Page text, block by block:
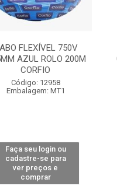
FLEXÍVEL 750V
AZUL ROLO 200M
CORFIO
Código: 12958
Embalagem: MT1
Faça seu login ou
cadastre-se para
ver preços e
comprar